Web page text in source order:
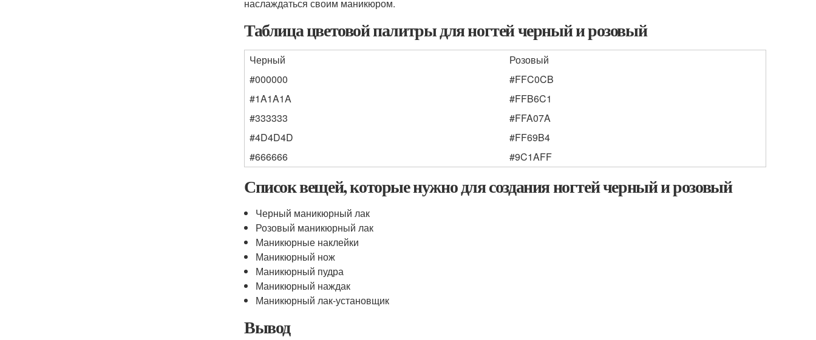
наслаждаться своим маникюром.
Таблица цветовой палитры для ногтей черный и розовый
Черный
Розовый
#000000
#FFC0CB
#1A1A1A
#FFB6C1
#333333
#FFA07A
#4D4D4D
#FF69B4
#666666
#9C1AFF
Список вещей, которые нужно для создания ногтей черный и розовый
Черный маникюрный лак
Розовый маникюрный лак
Маникюрные наклейки
Маникюрный нож
Маникюрный пудра
Маникюрный наждак
Маникюрный лак-установщик
Вывод